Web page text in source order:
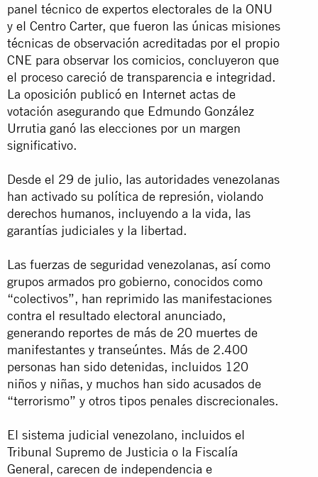
panel técnico de expertos electorales de la ONU
y el Centro Carter, que fueron las únicas misiones
técnicas de observación acreditadas por el propio
CNE para observar los comicios, concluyeron que
el proceso careció de transparencia e integridad.
La oposición publicó en Internet actas de
votación asegurando que Edmundo González
Urrutia ganó las elecciones por un margen
significativo.
Desde el 29 de julio, las autoridades venezolanas
han activado su política de represión, violando
derechos humanos, incluyendo a la vida, las
garantías judiciales y la libertad.
Las fuerzas de seguridad venezolanas, así como
grupos armados pro gobierno, conocidos como
“colectivos”, han reprimido las manifestaciones
contra el resultado electoral anunciado,
generando reportes de más de 20 muertes de
manifestantes y transeúntes. Más de 2.400
personas han sido detenidas, incluidos 120
niños y niñas, y muchos han sido acusados de
“terrorismo” y otros tipos penales discrecionales.
El sistema judicial venezolano, incluidos el
Tribunal Supremo de Justicia o la Fiscalía
General, carecen de independencia e